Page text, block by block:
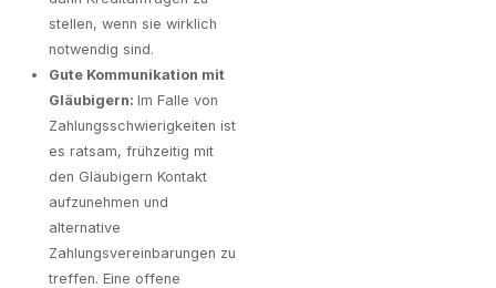
stellen, wenn sie wirklich
notwendig sind.
Gute Kommunikation mit
Gläubigern: Im Falle von
Zahlungsschwierigkeiten ist
es ratsam, frühzeitig mit
den Gläubigern Kontakt
aufzunehmen und
alternative
Zahlungsvereinbarungen zu
treffen. Eine offene